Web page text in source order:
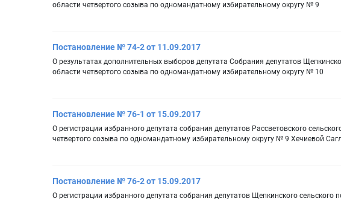
области четвертого созыва по одномандатному избирательному округу № 9
Постановление № 74-2 от 11.09.2017
О результатах дополнительных выборов депутата Собрания депутатов
области четвертого созыва по одномандатному избирательному округу № 10
Постановление № 76-1 от 15.09.2017
О регистрации избранного депутата собрания депутатов Рассветовского
четвертого созыва по одномандатному избирательному округу № 9 Хечиевой
Постановление № 76-2 от 15.09.2017
О регистрации избранного депутата собрания депутатов Щепкинского сельского